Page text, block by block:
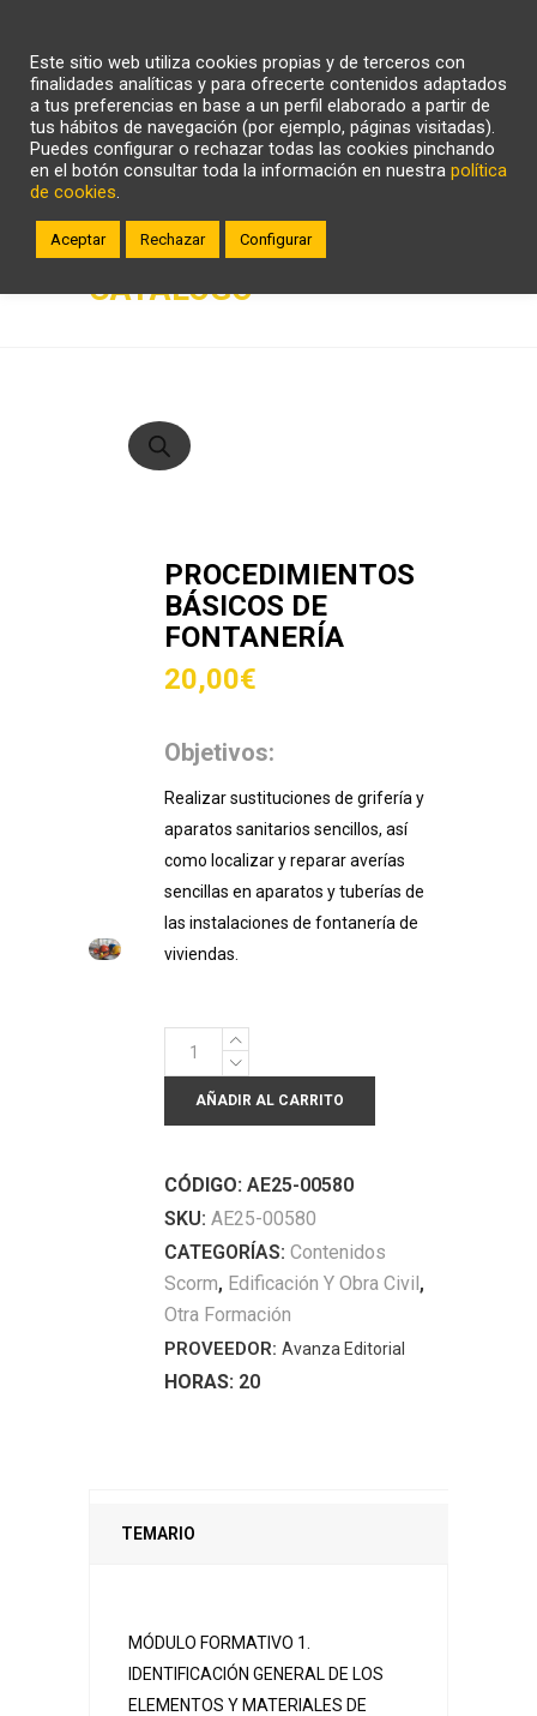
ZONA CLIENTE
CATÁLOGO
productos
PROCEDIMIENTOS
BÁSICOS DE
FONTANERÍA
20,00€
Objetivos:
Realizar sustituciones de grifería y
aparatos sanitarios sencillos, así
como localizar y reparar averías
sencillas en aparatos y tuberías de
las instalaciones de fontanería de
viviendas.
Procedimientos
básicos
AÑADIR AL CARRITO
CÓDIGO: AE25-00580
SKU: AE25-00580
CATEGORÍAS: Contenidos
Scorm, Edificación Y Obra Civil,
Otra Formación
PROVEEDOR: Avanza Editorial
HORAS: 20
TEMARIO
MÓDULO FORMATIVO 1.
IDENTIFICACIÓN GENERAL DE LOS
ELEMENTOS Y MATERIALES DE
Este sitio web utiliza cookies propias y de terceros con
finalidades analíticas y para ofrecerte contenidos adaptados
a tus preferencias en base a un perfil elaborado a partir de
tus hábitos de navegación (por ejemplo, páginas visitadas).
Puedes configurar o rechazar todas las cookies pinchando
en el botón consultar toda la información en nuestra política
de cookies.
Aceptar Rechazar Configurar